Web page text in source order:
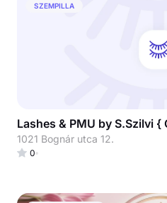
SZEMPILLA
Lashes & PMU by S.Szilvi {
1021 Bognár utca 12.
0